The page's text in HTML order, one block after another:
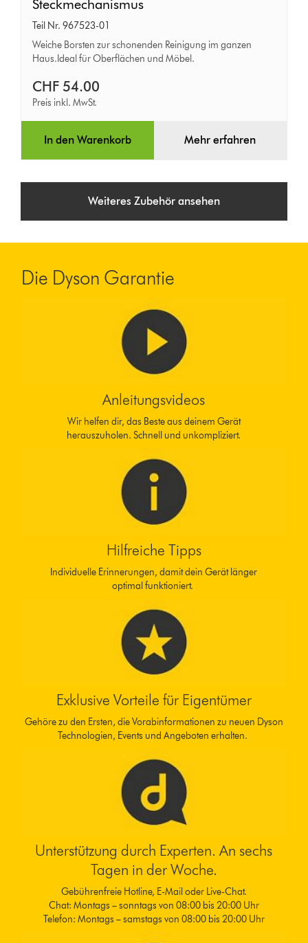
soft
Bürste
mit
Carbonfasern
und
Steckmechanismus
Steckmechanismus
Teil Nr. 967523-01
Weiche Borsten zur schonenden Reinigung im ganzen
Haus.Ideal für Oberflächen und Möbel.
CHF 54.00
Preis inkl. MwSt.
In den Warenkorb Mehr erfahren
Weiteres Zubehör ansehen
Die Dyson Garantie
Anleitungsvideos
Wir helfen dir, das Beste aus deinem Gerät
herauszuholen. Schnell und unkompliziert.
Hilfreiche Tipps
Individuelle Erinnerungen, damit dein Gerät länger
optimal funktioniert.
Exklusive Vorteile für Eigentümer
Gehöre zu den Ersten, die Vorabinformationen zu neuen Dyson
Technologien, Events und Angeboten erhalten.
Unterstützung durch Experten. An sechs
Tagen in der Woche.
Gebührenfreie Hotline, E-Mail oder Live-Chat.
Chat: Montags – sonntags von 08:00 bis 20:00 Uhr
Telefon: Montags – samstags von 08:00 bis 20:00 Uhr